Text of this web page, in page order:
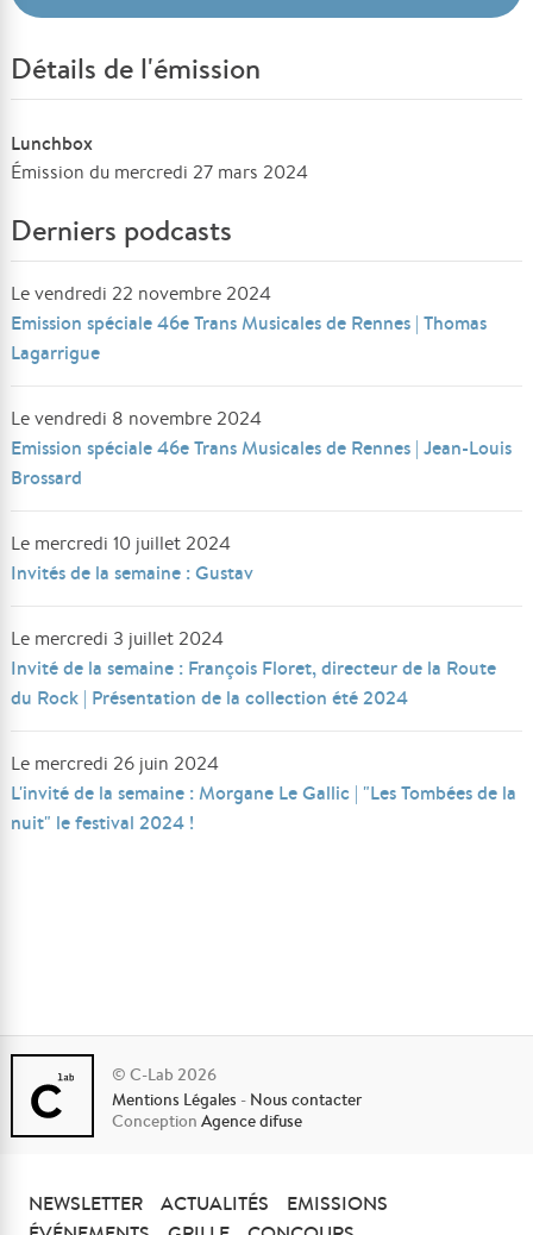
Détails de l'émission
Lunchbox
Émission du mercredi 27 mars 2024
Derniers podcasts
Le vendredi 22 novembre 2024
Emission spéciale 46e Trans Musicales de Rennes | Thomas
Lagarrigue
Le vendredi 8 novembre 2024
Emission spéciale 46e Trans Musicales de Rennes | Jean-Louis
Brossard
Le mercredi 10 juillet 2024
Invités de la semaine : Gustav
Le mercredi 3 juillet 2024
Invité de la semaine : François Floret, directeur de la Route
du Rock | Présentation de la collection été 2024
Le mercredi 26 juin 2024
L'invité de la semaine : Morgane Le Gallic | "Les Tombées de la
nuit" le festival 2024 !
© C-Lab 2026
Mentions Légales - Nous contacter
ConceptionAgence difuse
NEWSLETTER ACTUALITÉS
EMISSIONS